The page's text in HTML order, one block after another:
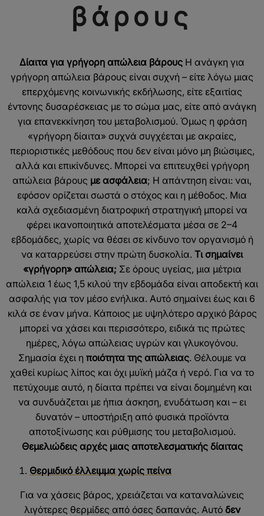
βάρους
Δίαιτα για γρήγορη απώλεια βάρους Η ανάγκη για
γρήγορη απώλεια βάρους είναι συχνή – είτε λόγω μιας
επερχόμενης κοινωνικής εκδήλωσης, είτε εξαιτίας
έντονης δυσαρέσκειας με το σώμα μας, είτε από ανάγκη
για επανεκκίνηση του μεταβολισμού. Όμως η φράση
«γρήγορη δίαιτα» συχνά συγχέεται με ακραίες,
περιοριστικές μεθόδους που δεν είναι μόνο μη βιώσιμες,
αλλά και επικίνδυνες. Μπορεί να επιτευχθεί γρήγορη
απώλεια βάρους με ασφάλεια; Η απάντηση είναι: ναι,
εφόσον ορίζεται σωστά ο στόχος και η μέθοδος. Μια
καλά σχεδιασμένη διατροφική στρατηγική μπορεί να
φέρει ικανοποιητικά αποτελέσματα μέσα σε 2–4
εβδομάδες, χωρίς να θέσει σε κίνδυνο τον οργανισμό ή
να καταρρεύσει στην πρώτη δυσκολία. Τι σημαίνει
«γρήγορη» απώλεια; Σε όρους υγείας, μια μέτρια
απώλεια 1 έως 1,5 κιλού την εβδομάδα είναι αποδεκτή και
ασφαλής για τον μέσο ενήλικα. Αυτό σημαίνει έως και 6
κιλά σε έναν μήνα. Κάποιος με υψηλότερο αρχικό βάρος
μπορεί να χάσει και περισσότερο, ειδικά τις πρώτες
ημέρες, λόγω απώλειας υγρών και γλυκογόνου.
Σημασία έχει η ποιότητα της απώλειας. Θέλουμε να
χαθεί κυρίως λίπος και όχι μυϊκή μάζα ή νερό. Για να το
πετύχουμε αυτό, η δίαιτα πρέπει να είναι δομημένη και
να συνδυάζεται με ήπια άσκηση, ενυδάτωση και – ει
δυνατόν – υποστήριξη από φυσικά προϊόντα
αποτοξίνωσης και ρύθμισης του μεταβολισμού.
Θεμελιώδεις αρχές μιας αποτελεσματικής δίαιτας
Θερμιδικό έλλειμμα χωρίς πείνα
Για να χάσεις βάρος, χρειάζεται να καταναλώνεις
λιγότερες θερμίδες από όσες δαπανάς. Αυτό δεν